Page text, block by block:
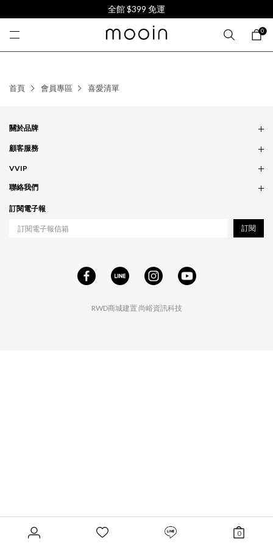
全館 $399 免運
0
0
首頁 會員專區 喜愛清單
RWD商城建置 尚峪資訊科技
關於品牌
品牌概念
服務條款
實體門市
顧客服務
訂單問題
付款問題
配送問題
退貨問題
VVIP
會員政策
紅利累積
聯絡我們
合作相關
工作職缺
訂閱電子報
訂閱